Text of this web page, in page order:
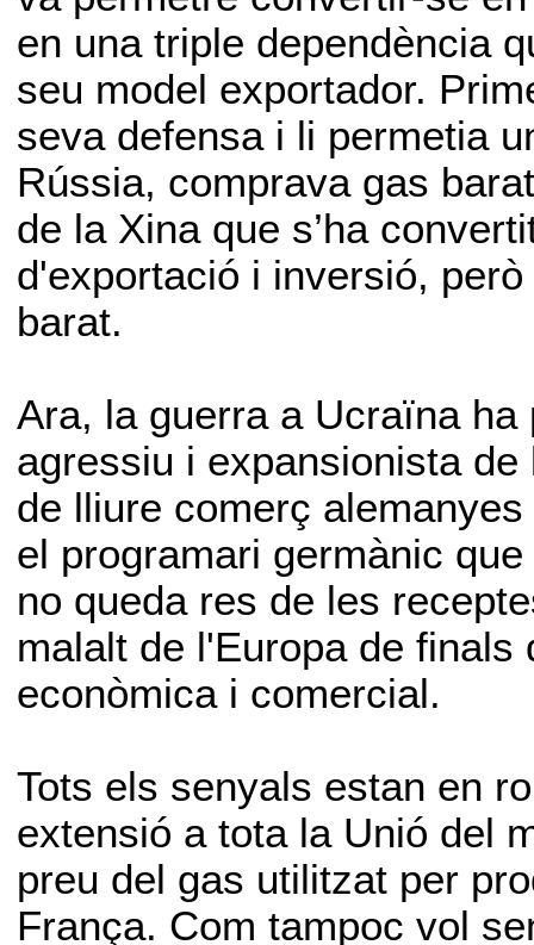
en una triple dependència
seu model exportador.
seva defensa i li permetia
Rússia, comprava gas
de la Xina que s’ha
d'exportació i inversió,
barat.
Ara, la guerra a Ucraïna
agressiu i expansionista
de lliure comerç
el programari germànic
no queda res de les
malalt de l'Europa de
econòmica i comercial.
Tots els senyals estan en
extensió a tota la Unió del
preu del gas utilitzat per
França. Com tampoc vol